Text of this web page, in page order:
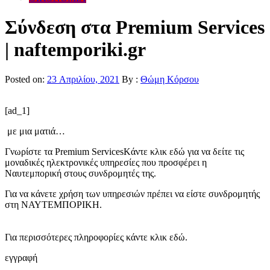
Σύνδεση στα Premium Services
| naftemporiki.gr
Posted on: 23 Απριλίου, 2021 By : Θώμη Κόρσου
[ad_1]
με μια ματιά…
Γνωρίστε τα Premium ServicesKάντε κλικ εδώ για να δείτε τις
μοναδικές ηλεκτρονικές υπηρεσίες που προσφέρει η
Ναυτεμπορική στους συνδρομητές της.
Για να κάνετε χρήση των υπηρεσιών πρέπει να είστε συνδρομητής
στη ΝΑΥΤΕΜΠΟΡΙΚΗ.
Για περισσότερες πληροφορίες κάντε κλικ εδώ.
εγγραφή